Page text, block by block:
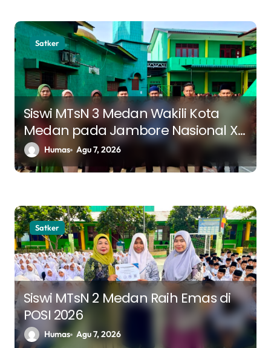
Satker
Siswi MTsN 3 Medan Wakili Kota
Medan pada Jambore Nasional XII
Tahun 2026
Humas Agu 7, 2026
Satker
Siswi MTsN 2 Medan Raih Emas di
POSI 2026
Humas Agu 7, 2026